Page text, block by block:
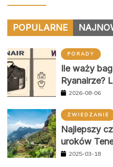
POPULARNE
PORADY
Ile waży
Ryanairze?
2026-08-06
ZWIEDZANIE
Najlepszy
uroków
2025-03-18